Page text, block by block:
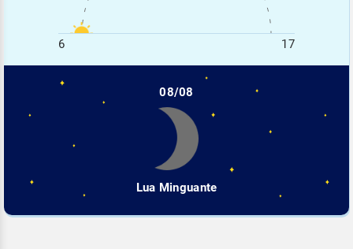
6 17
08/08
Lua Minguante